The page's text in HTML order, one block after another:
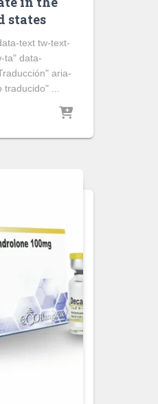
states
text tw-text-
ta" data-
aria-
traducido" ...